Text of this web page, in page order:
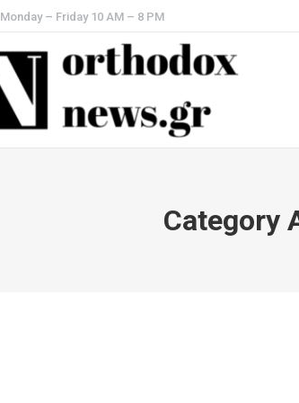
Monday – Friday 10 AM – 8 PM
Category